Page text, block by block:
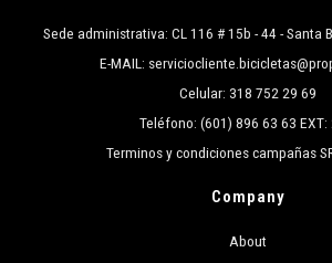
Sede administrativa: CL 116 # 15b - 44 - Santa
E-MAIL:
Celular: 318 752 29 69
Teléfono: (601) 896 63 63 EXT:
Terminos y condiciones campañas
Company
About